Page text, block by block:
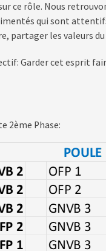
ce rôle. Nous
qui sont
partager les valeurs
Garder cet esprit
2ème Phase: